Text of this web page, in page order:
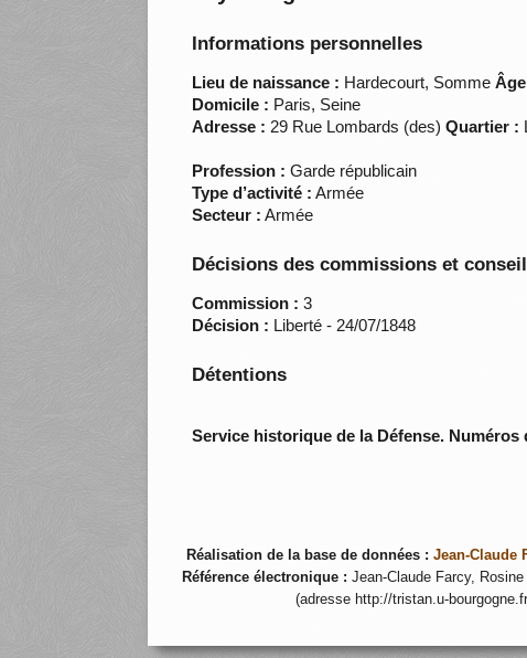
Informations personnelles
Lieu de naissance : Hardecourt, Somme
Domicile : Paris, Seine
Adresse : 29 Rue Lombards (des)Quartier :
Profession : Garde républicain
Type d’activité : Armée
Secteur : Armée
Décisions des commissions et
Commission : 3
Décision : Liberté - 24/07/1848
Détentions
Service historique de la Défense.
Réalisation de la base de données : Jean-Claude
Référence électronique : Jean-Claude Farcy, Rosine
(adresse http://tristan.u-